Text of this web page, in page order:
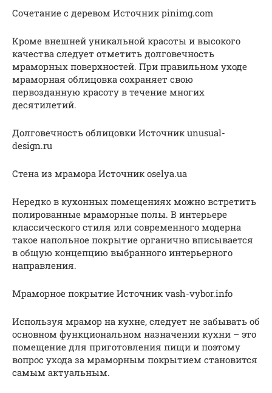
Сочетание с деревом Источник pinimg.com
Кроме внешней уникальной красоты и высокого
качества следует отметить долговечность
мраморных поверхностей. При правильном уходе
мраморная облицовка сохраняет свою
первозданную красоту в течение многих
десятилетий.
Долговечность облицовки Источник unusual-
design.ru
Стена из мрамора Источник oselya.ua
Нередко в кухонных помещениях можно встретить
полированные мраморные полы. В интерьере
классического стиля или современного модерна
такое напольное покрытие органично вписывается
в общую концепцию выбранного интерьерного
направления.
Мраморное покрытие Источник vash-vybor.info
Используя мрамор на кухне, следует не забывать об
основном функциональном назначении кухни – это
помещение для приготовления пищи и поэтому
вопрос ухода за мраморным покрытием становится
самым актуальным.